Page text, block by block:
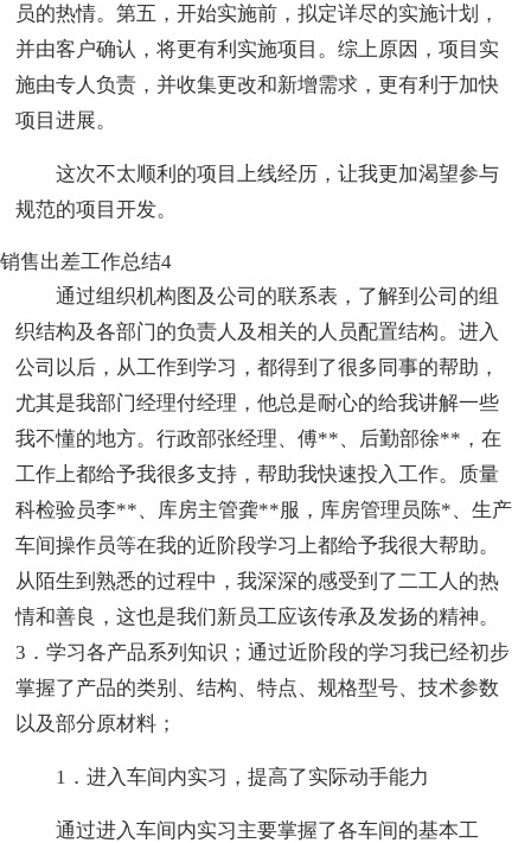
员的热情。第五，开始实施前，拟定详尽的实施计划，
并由客户确认，将更有利实施项目。综上原因，项目实
施由专人负责，并收集更改和新增需求，更有利于加快
项目进展。
这次不太顺利的项目上线经历，让我更加渴望参与
规范的项目开发。
销售出差工作总结4
通过组织机构图及公司的联系表，了解到公司的组
织结构及各部门的负责人及相关的人员配置结构。进入
公司以后，从工作到学习，都得到了很多同事的帮助，
尤其是我部门经理付经理，他总是耐心的给我讲解一些
我不懂的地方。行政部张经理、傅**、后勤部徐**，在
工作上都给予我很多支持，帮助我快速投入工作。质量
科检验员李**、库房主管龚**服，库房管理员陈*、生产
车间操作员等在我的近阶段学习上都给予我很大帮助。
从陌生到熟悉的过程中，我深深的感受到了二工人的热
情和善良，这也是我们新员工应该传承及发扬的精神。
3．学习各产品系列知识；通过近阶段的学习我已经初步
掌握了产品的类别、结构、特点、规格型号、技术参数
以及部分原材料；
1．进入车间内实习，提高了实际动手能力
通过进入车间内实习主要掌握了各车间的基本工